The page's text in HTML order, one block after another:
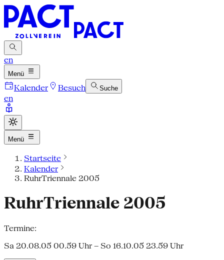
en
Menü
Kalender Besuch Suche
en
Menü
Startseite
Kalender
RuhrTriennale 2005
RuhrTriennale 2005
Termine:
Sa 20.08.05 00.59 Uhr – So 16.10.05 23.59 Uhr